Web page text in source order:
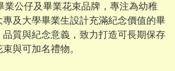
公仔及畢業花束品牌，專注為幼稚
及大學畢業生設計充滿紀念價值的畢
質與紀念意義，致力打造可長期保存
與可加名禮物。